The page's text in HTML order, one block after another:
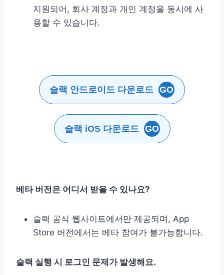
지원되어, 회사 계정과 개인 계정을 동시에 사
용할 수 있습니다.
슬랙 안드로이드 다운로드 GO
슬랙 iOS 다운로드 GO
베타 버전은 어디서 받을 수 있나요?
슬랙 공식 웹사이트에서만 제공되며, App
Store 버전에서는 베타 참여가 불가능합니다.
슬랙 실행 시 로그인 문제가 발생해요.